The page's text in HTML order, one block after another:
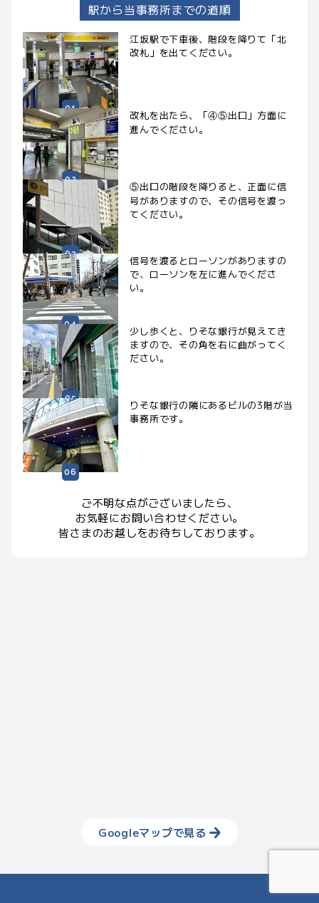
駅から当事務所までの道順
江坂駅で下車後、階段を降りて「北
改札」を出てください。
改札を出たら、「④⑤出口」方面に
進んでください。
⑤出口の階段を降りると、正面に信
号がありますので、その信号を渡っ
てください。
信号を渡るとローソンがありますの
で、ローソンを左に進んでくださ
い。
少し歩くと、りそな銀行が見えてき
ますので、その角を右に曲がってく
ださい。
りそな銀行の隣にあるビルの3階が当
事務所です。
ご不明な点がございましたら、
お気軽にお問い合わせください。
皆さまのお越しをお待ちしております。
Googleマップで見る